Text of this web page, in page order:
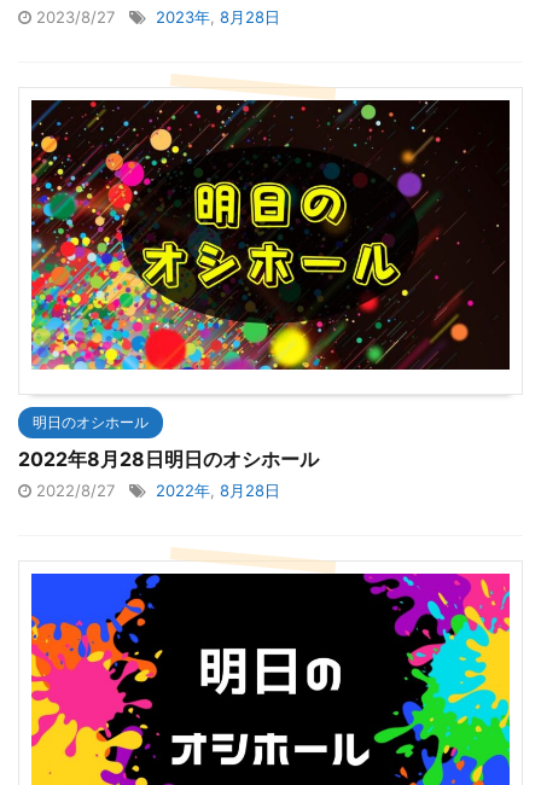
2023/8/27 2023年, 8月28日
明日のオシホール
2022年8月28日明日のオシホール
2022/8/27 2022年 8月28日